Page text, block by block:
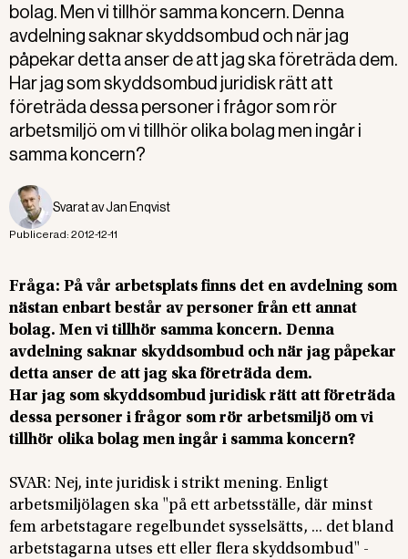
bolag. Men vi tillhör samma koncern. Denna
avdelning saknar skyddsombud och när jag
påpekar detta anser de att jag ska företräda dem.
Har jag som skyddsombud juridisk rätt att
företräda dessa personer i frågor som rör
arbetsmiljö om vi tillhör olika bolag men ingår i
samma koncern?
Svarat avJan Enqvist
Publicerad: 2012-12-11
Fråga: På vår arbetsplats finns det en avdelning som
nästan enbart består av personer från ett annat
bolag. Men vi tillhör samma koncern. Denna
avdelning saknar skyddsombud och när jag påpekar
detta anser de att jag ska företräda dem.
Har jag som skyddsombud juridisk rätt att företräda
dessa personer i frågor som rör arbetsmiljö om vi
tillhör olika bolag men ingår i samma koncern?
SVAR: Nej, inte juridisk i strikt mening. Enligt
arbetsmiljölagen ska "på ett arbetsställe, där minst
fem arbetstagare regelbundet sysselsätts, ... det bland
arbetstagarna utses ett eller flera skyddsombud" -